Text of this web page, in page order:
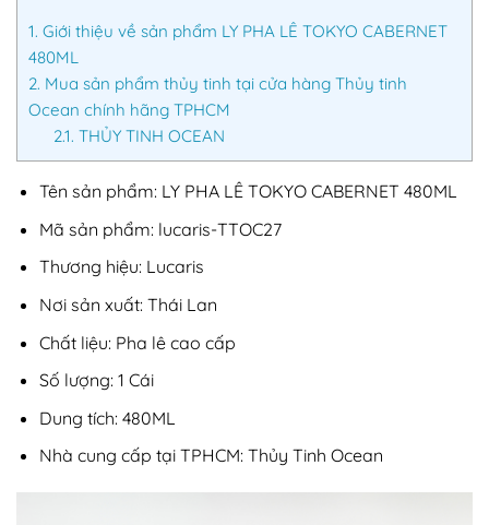
1. Giới thiệu về sản phẩm LY PHA LÊ TOKYO CABERNET
480ML
2. Mua sản phẩm thủy tinh tại cửa hàng Thủy tinh
Ocean chính hãng TPHCM
2.1. THỦY TINH OCEAN
Tên sản phẩm: LY PHA LÊ TOKYO CABERNET 480ML
Mã sản phẩm: lucaris-TTOC27
Thương hiệu: Lucaris
Nơi sản xuất: Thái Lan
Chất liệu: Pha lê cao cấp
Số lượng: 1 Cái
Dung tích: 480ML
Nhà cung cấp tại TPHCM: Thủy Tinh Ocean